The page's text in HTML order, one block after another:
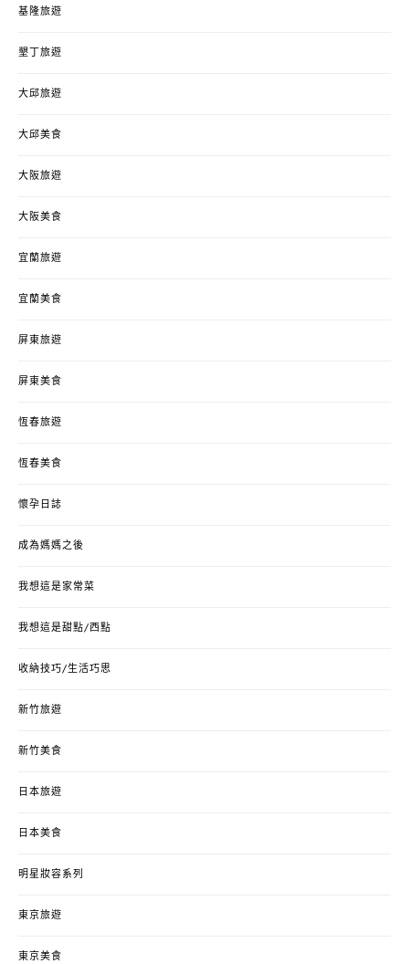
基隆旅遊
墾丁旅遊
大邱旅遊
大邱美食
大阪旅遊
大阪美食
宜蘭旅遊
宜蘭美食
屏東旅遊
屏東美食
恆春旅遊
恆春美食
懷孕日誌
成為媽媽之後
我想這是家常菜
我想這是甜點/西點
收納技巧/生活巧思
新竹旅遊
新竹美食
日本旅遊
日本美食
明星妝容系列
東京旅遊
東京美食